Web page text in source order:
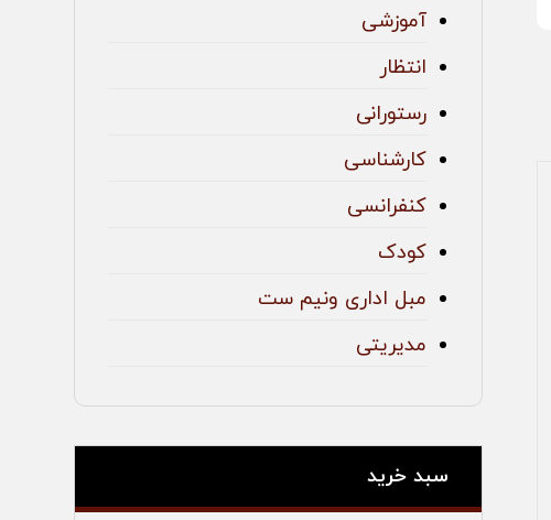
آموزشی
انتظار
رستورانی
کارشناسی
کنفرانسی
کودک
مبل اداری ونیم ست
مدیریتی
سبد خرید